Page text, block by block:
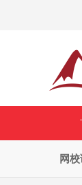
网